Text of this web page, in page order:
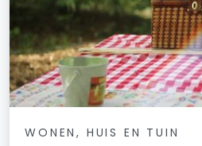
WONEN, HUIS EN TUIN